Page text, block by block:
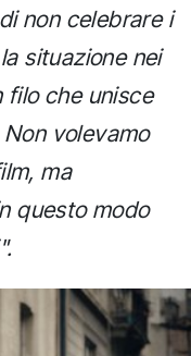
non celebrare i
situazione nei
filo che unisce
volevamo
ma
questo modo